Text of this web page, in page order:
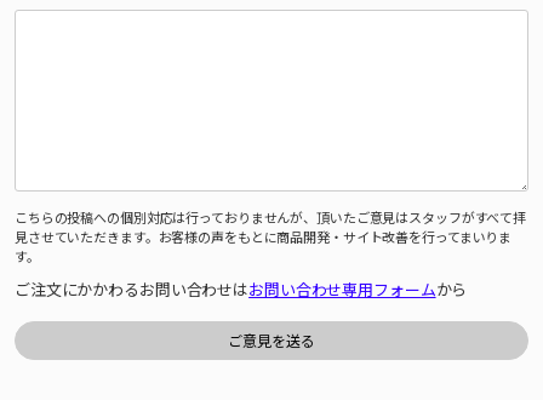
こちらの投稿への個別対応は行っておりませんが、頂いたご意見はスタッフがすべて拝
見させていただきます。お客様の声をもとに商品開発・サイト改善を行ってまいりま
す。
ご注文にかかわるお問い合わせはお問い合わせ専用フォームから